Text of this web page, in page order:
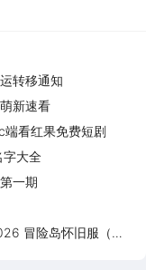
转移通知
新速看
端看红果免费短剧
字大全
一期
冒险岛怀旧服（电